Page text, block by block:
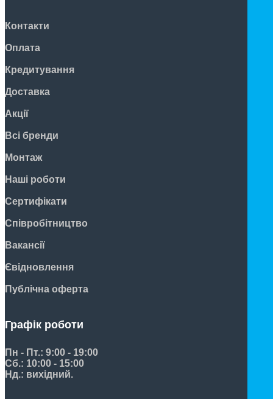
Контакти
Оплата
Кредитування
Доставка
Акції
Всі бренди
Монтаж
Наші роботи
Сертифікати
Співробітництво
Вакансії
Євідновлення
Публічна оферта
Графік роботи
Пн - Пт.: 9:00 - 19:00
Сб.: 10:00 - 15:00
Нд.: вихідний.